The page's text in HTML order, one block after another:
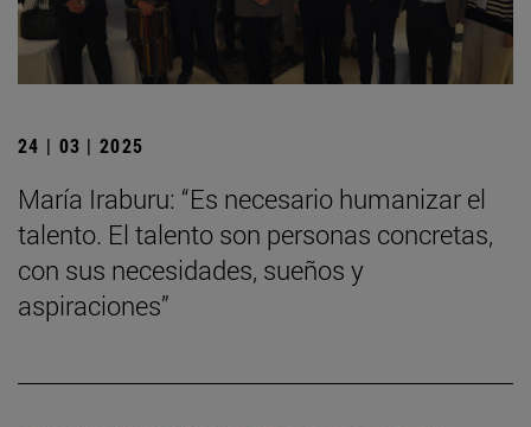
24 | 03 | 2025
María Iraburu: “Es necesario humanizar el
talento. El talento son personas concretas,
con sus necesidades, sueños y
aspiraciones”